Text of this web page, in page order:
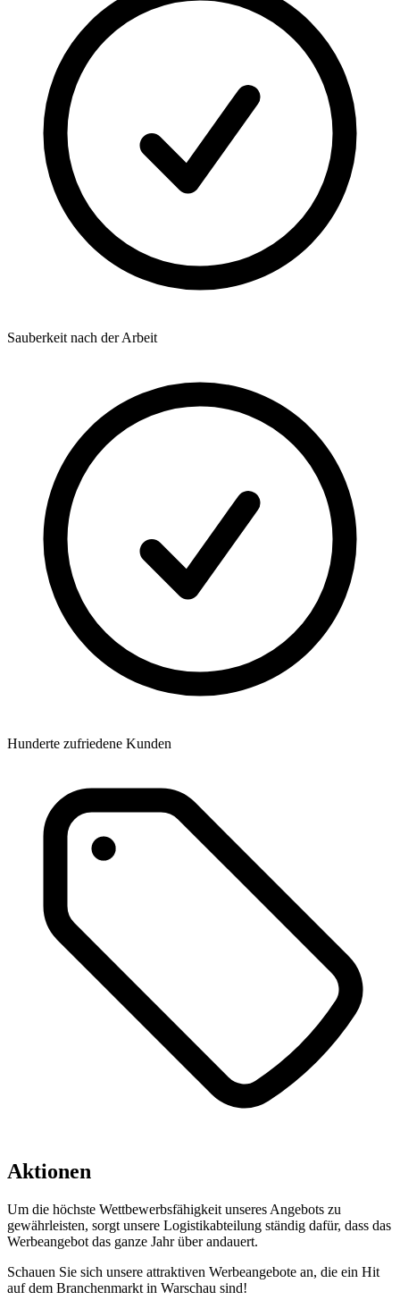
Sauberkeit nach der Arbeit
Hunderte zufriedene Kunden
Aktionen
Um die höchste Wettbewerbsfähigkeit unseres Angebots zu
gewährleisten, sorgt unsere Logistikabteilung ständig dafür, dass das
Werbeangebot das ganze Jahr über andauert.
Schauen Sie sich unsere attraktiven Werbeangebote an, die ein Hit
auf dem Branchenmarkt in Warschau sind!